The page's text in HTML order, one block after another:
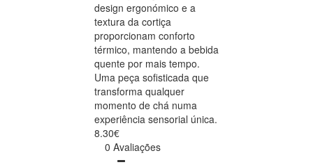
design ergonómico e a
textura da cortiça
proporcionam conforto
térmico, mantendo a bebida
quente por mais tempo.
Uma peça sofisticada que
transforma qualquer
momento de chá numa
experiência sensorial única.
8.30€
0 Avaliações